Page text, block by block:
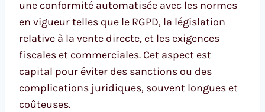
une conformité automatisée avec les normes
en vigueur telles que le RGPD, la législation
relative à la vente directe, et les exigences
fiscales et commerciales. Cet aspect est
capital pour éviter des sanctions ou des
complications juridiques, souvent longues et
coûteuses.